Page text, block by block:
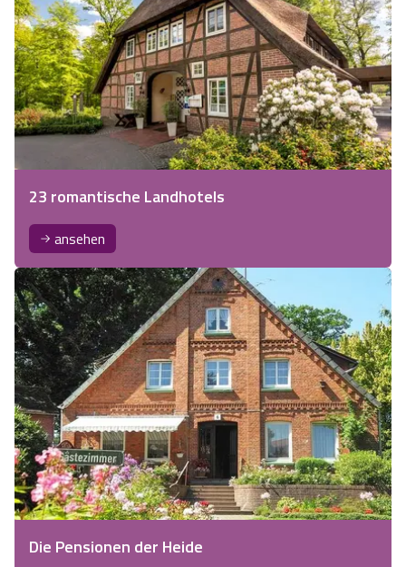
23 romantische Landhotels
ansehen
Die Pensionen der Heide